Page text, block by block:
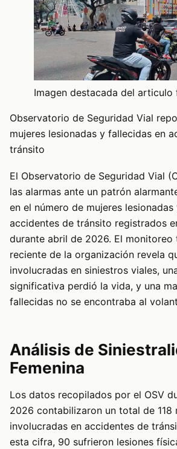
Imagen destacada del articulo
Observatorio de Seguridad Vial
mujeres lesionadas y fallecidas en
tránsito
El Observatorio de Seguridad Vial
las alarmas ante un patrón
en el número de mujeres
accidentes de tránsito registrados
durante abril de 2026. El monitoreo
reciente de la organización revela
involucradas en siniestros viales,
significativa perdió la vida, y una
fallecidas no se encontraba al
Análisis de
Femenina
Los datos recopilados por el OSV
2026 contabilizaron un total de 118
involucradas en accidentes de
esta cifra, 90 sufrieron lesiones